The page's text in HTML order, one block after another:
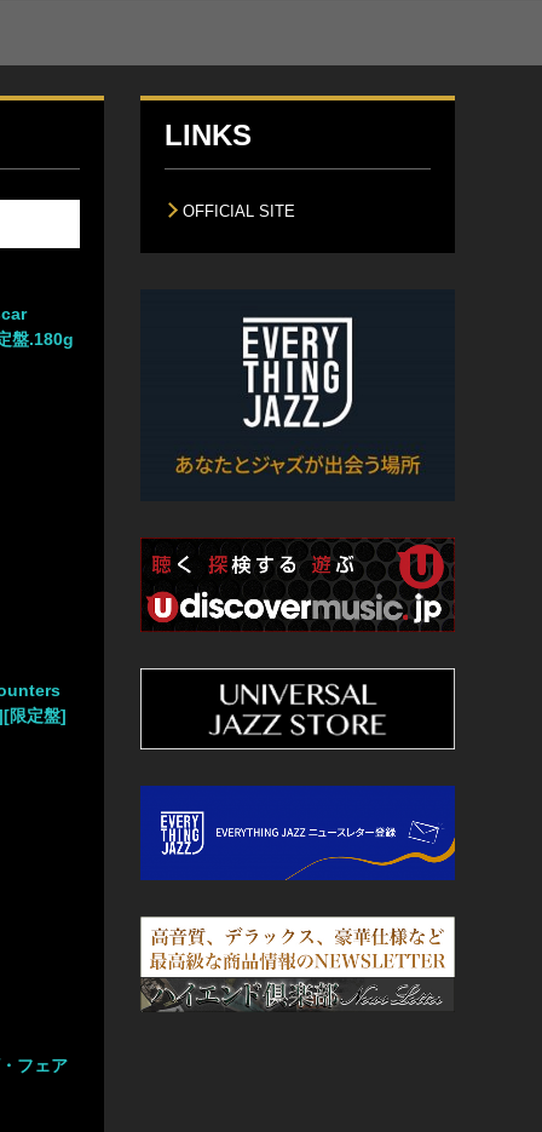
盤.180g
限定盤]
フェア
LINKS
OFFICIAL SITE